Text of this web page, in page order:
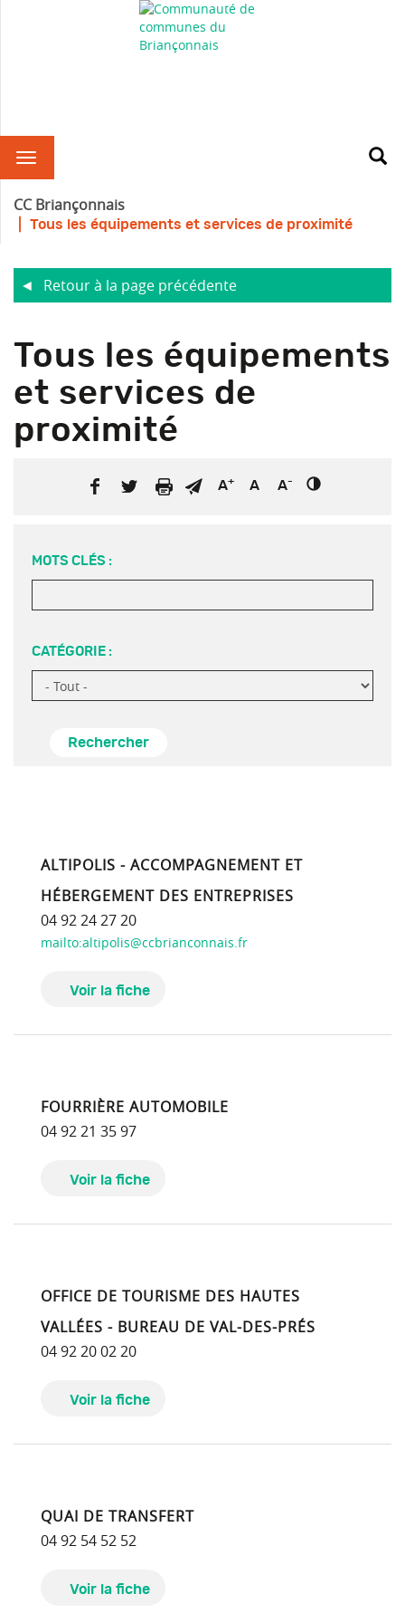
CC Briançonnais
Tous les équipements et services de proximité
Retour à la page précédente
Tous les équipements
et services de
proximité
A+ A A-
MOTS CLÉS :
CATÉGORIE :
Rechercher
ALTIPOLIS - ACCOMPAGNEMENT ET
HÉBERGEMENT DES ENTREPRISES
04 92 24 27 20
mailto:altipolis@ccbrianconnais.fr
Voir la fiche
FOURRIÈRE AUTOMOBILE
04 92 21 35 97
Voir la fiche
OFFICE DE TOURISME DES HAUTES
VALLÉES - BUREAU DE VAL-DES-PRÉS
04 92 20 02 20
Voir la fiche
QUAI DE TRANSFERT
04 92 54 52 52
Voir la fiche